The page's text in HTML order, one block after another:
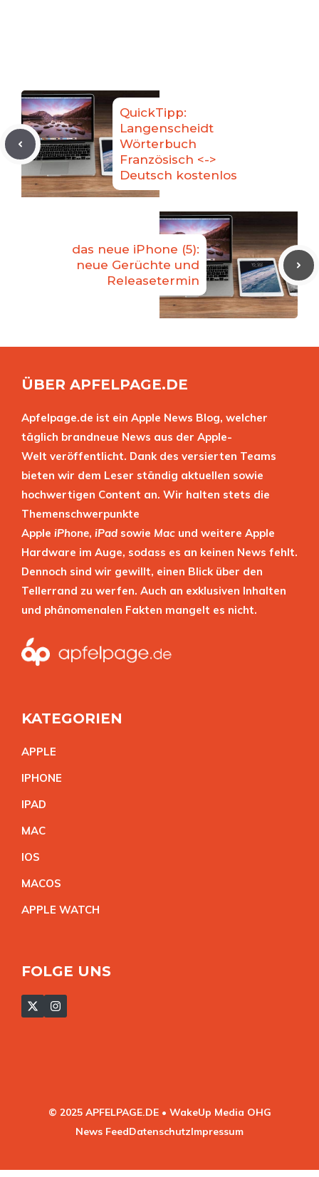
QuickTipp:
Langenscheidt
Wörterbuch
Französisch <->
Deutsch kostenlos
das neue iPhone (5):
neue Gerüchte und
Releasetermin
ÜBER APFELPAGE.DE
Apfelpage.de ist ein Apple News Blog, welcher
täglich brandneue News aus der Apple-
Welt veröffentlicht. Dank des versierten Teams
bieten wir dem Leser ständig aktuellen sowie
hochwertigen Content an. Wir halten stets die
Themenschwerpunkte
Apple iPhone, iPad sowie Mac und weitere Apple
Hardware im Auge, sodass es an keinen News fehlt.
Dennoch sind wir gewillt, einen Blick über den
Tellerrand zu werfen. Auch an exklusiven Inhalten
und phänomenalen Fakten mangelt es nicht.
KATEGORIEN
APPLE
IPHONE
IPAD
MAC
IOS
MACOS
APPLE WATCH
FOLGE UNS
© 2025 APFELPAGE.DE • WakeUp Media OHG
News FeedDatenschutzImpressum